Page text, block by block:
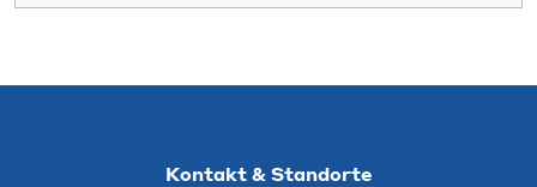
Kontakt & Standorte